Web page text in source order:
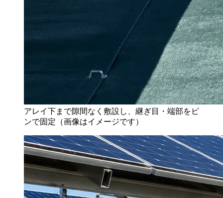
アレイ下まで隙間なく敷設し、継ぎ目・端部をピ
ンで固定（画像はイメージです）